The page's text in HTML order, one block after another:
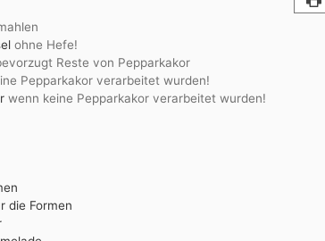
ohne Hefe!
Reste von Pepparkakor
Pepparkakor verarbeitet wurden!
wenn keine Pepparkakor verarbeitet wurden!
die Formen